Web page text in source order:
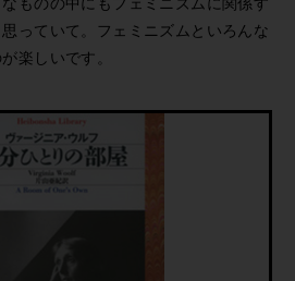
っていて。フェミニズムといろんな
楽しいです。